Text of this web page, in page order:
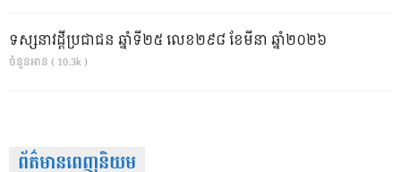
ទស្សនាវដ្ដីប្រជាជន ឆ្នាំទី២៥ លេខ២៩៨ ខែមីនា ឆ្នាំ២០២៦
ចំនួនអាន ( 10.3k )
ព័ត៌មានពេញនិយម